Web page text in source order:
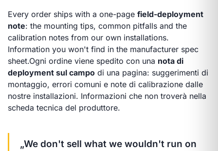
Every order ships with a one-page field-deployment
note: the mounting tips, common pitfalls and the
calibration notes from our own installations.
Information you won't find in the manufacturer spec
sheet.Ogni ordine viene spedito con una nota di
deployment sul campo di una pagina: suggerimenti di
montaggio, errori comuni e note di calibrazione dalle
nostre installazioni. Informazioni che non troverà nella
scheda tecnica del produttore.
„We don't sell what we wouldn't run on